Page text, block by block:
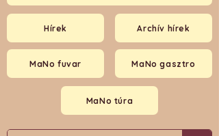
Hírek
MaNo fuvar MaNo gasztro
MaNo túra
Archív hírek